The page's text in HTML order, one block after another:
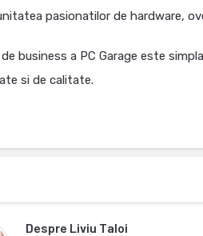
pasionatilor de hardware,
business a PC Garage este
si de calitate.
Despre Liviu Taloi